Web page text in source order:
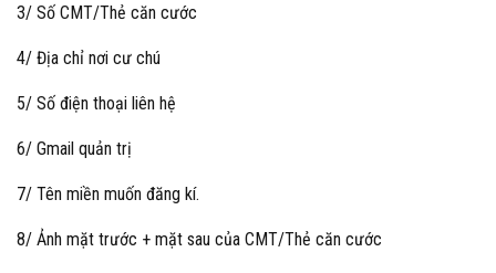
3/ Số CMT/Thẻ căn cước
4/ Địa chỉ nơi cư chú
5/ Số điện thoại liên hệ
6/ Gmail quản trị
7/ Tên miền muốn đăng kí.
8/ Ảnh mặt trước + mặt sau của CMT/Thẻ căn cước